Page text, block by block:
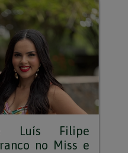
Luís Filipe
no Miss e